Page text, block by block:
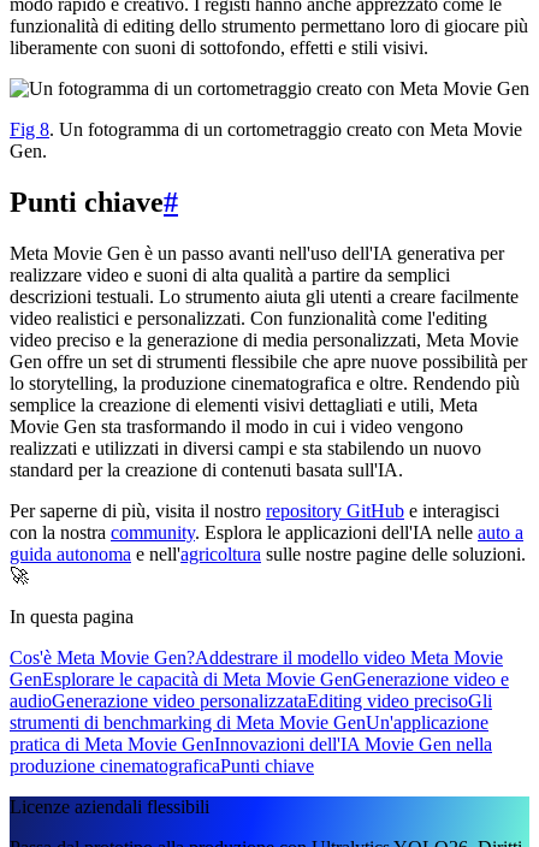
funzionalità di editing dello strumento permettano loro di giocare più
liberamente con suoni di sottofondo, effetti e stili visivi.
Fig 8. Un fotogramma di un cortometraggio creato con Meta Movie
Gen.
Punti chiave#
Meta Movie Gen è un passo avanti nell'uso dell'IA generativa per
realizzare video e suoni di alta qualità a partire da semplici
descrizioni testuali. Lo strumento aiuta gli utenti a creare facilmente
video realistici e personalizzati. Con funzionalità come l'editing
video preciso e la generazione di media personalizzati, Meta Movie
Gen offre un set di strumenti flessibile che apre nuove possibilità per
lo storytelling, la produzione cinematografica e oltre. Rendendo più
semplice la creazione di elementi visivi dettagliati e utili, Meta
Movie Gen sta trasformando il modo in cui i video vengono
realizzati e utilizzati in diversi campi e sta stabilendo un nuovo
standard per la creazione di contenuti basata sull'IA.
Per saperne di più, visita il nostro repository GitHub e interagisci
con la nostra community. Esplora le applicazioni dell'IA nelle auto a
guida autonoma e nell'agricoltura sulle nostre pagine delle soluzioni.
🚀
In questa pagina
Cos'è Meta Movie Gen?Addestrare il modello video Meta Movie
GenEsplorare le capacità di Meta Movie GenGenerazione video e
audioGenerazione video personalizzataEditing video precisoGli
strumenti di benchmarking di Meta Movie GenUn'applicazione
pratica di Meta Movie GenInnovazioni dell'IA Movie Gen nella
produzione cinematograficaPunti chiave
Licenze aziendali flessibili